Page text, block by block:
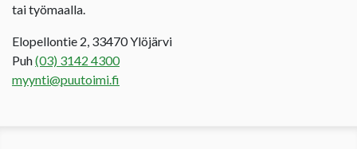
tai työmaalla.
Elopellontie 2, 33470 Ylöjärvi
Puh(03) 3142 4300
myynti@puutoimi.fi